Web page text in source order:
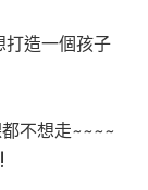
打造一個孩子
不想走~~~~